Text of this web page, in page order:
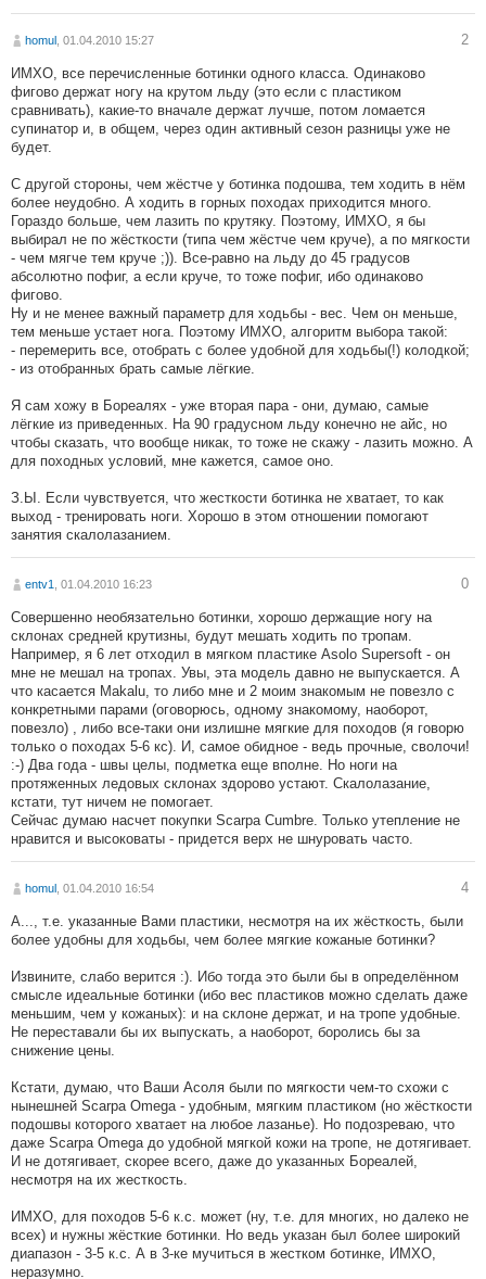
homul , 01.04.2010 15:27 2
ИМХО, все перечисленные ботинки одного класса. Одинаково
фигово держат ногу на крутом льду (это если с пластиком
сравнивать), какие-то вначале держат лучше, потом ломается
супинатор и, в общем, через один активный сезон разницы уже не
будет.
С другой стороны, чем жёстче у ботинка подошва, тем ходить в нём
более неудобно. А ходить в горных походах приходится много.
Гораздо больше, чем лазить по крутяку. Поэтому, ИМХО, я бы
выбирал не по жёсткости (типа чем жёстче чем круче), а по мягкости
- чем мягче тем круче ;)). Все-равно на льду до 45 градусов
абсолютно пофиг, а если круче, то тоже пофиг, ибо одинаково
фигово.
Ну и не менее важный параметр для ходьбы - вес. Чем он меньше,
тем меньше устает нога. Поэтому ИМХО, алгоритм выбора такой:
- перемерить все, отобрать с более удобной для ходьбы(!) колодкой;
- из отобранных брать самые лёгкие.
Я сам хожу в Бореалях - уже вторая пара - они, думаю, самые
лёгкие из приведенных. На 90 градусном льду конечно не айс, но
чтобы сказать, что вообще никак, то тоже не скажу - лазить можно. А
для походных условий, мне кажется, самое оно.
З.Ы. Если чувствуется, что жесткости ботинка не хватает, то как
выход - тренировать ноги. Хорошо в этом отношении помогают
занятия скалолазанием.
entv1 , 01.04.2010 16:23 0
Совершенно необязательно ботинки, хорошо держащие ногу на
склонах средней крутизны, будут мешать ходить по тропам.
Например, я 6 лет отходил в мягком пластике Asolo Supersoft - он
мне не мешал на тропах. Увы, эта модель давно не выпускается. А
что касается Makalu, то либо мне и 2 моим знакомым не повезло с
конкретными парами (оговорюсь, одному знакомому, наоборот,
повезло) , либо все-таки они излишне мягкие для походов (я говорю
только о походах 5-6 кс). И, самое обидное - ведь прочные, сволочи!
:-) Два года - швы целы, подметка еще вполне. Но ноги на
протяженных ледовых склонах здорово устают. Скалолазание,
кстати, тут ничем не помогает.
Сейчас думаю насчет покупки Scarpa Cumbre. Только утепление не
нравится и высоковаты - придется верх не шнуровать часто.
homul , 01.04.2010 16:54 4
А..., т.е. указанные Вами пластики, несмотря на их жёсткость, были
более удобны для ходьбы, чем более мягкие кожаные ботинки?
Извините, слабо верится :). Ибо тогда это были бы в определённом
смысле идеальные ботинки (ибо вес пластиков можно сделать даже
меньшим, чем у кожаных): и на склоне держат, и на тропе удобные.
Не переставали бы их выпускать, а наоборот, боролись бы за
снижение цены.
Кстати, думаю, что Ваши Асоля были по мягкости чем-то схожи с
нынешней Scarpa Omega - удобным, мягким пластиком (но жёсткости
подошвы которого хватает на любое лазанье). Но подозреваю, что
даже Scarpa Omega до удобной мягкой кожи на тропе, не дотягивает.
И не дотягивает, скорее всего, даже до указанных Бореалей,
несмотря на их жесткость.
ИМХО, для походов 5-6 к.с. может (ну, т.е. для многих, но далеко не
всех) и нужны жёсткие ботинки. Но ведь указан был более широкий
диапазон - 3-5 к.с. А в 3-ке мучиться в жестком ботинке, ИМХО,
неразумно.